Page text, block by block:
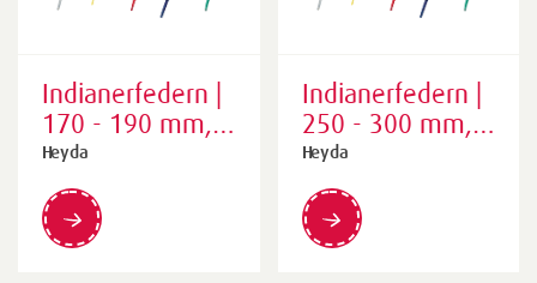
Indianerfedern |
170 - 190 mm,
50 Stück
Heyda
Indianerfedern |
250 - 300 mm,
20 Stück
Heyda